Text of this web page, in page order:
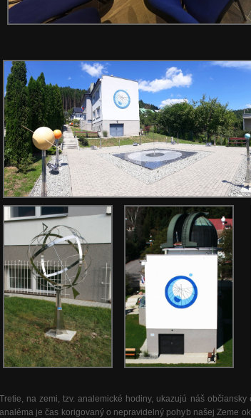
na zemi, tzv. analemické hodiny, ukazujú náš
je čas korigovaný o nepravidelný pohyb našej Zeme